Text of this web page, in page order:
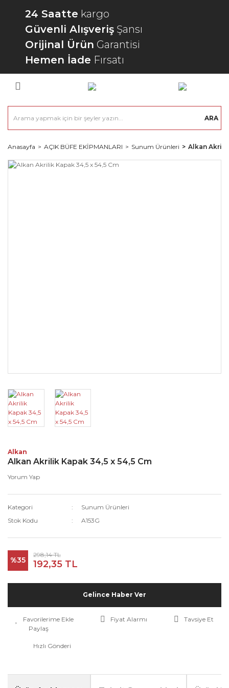
24 Saatte kargo
Güvenli Alışveriş Şansı
Orijinal Ürün Garantisi
Hemen İade Fırsatı
ARA
Anasayfa AÇIK BÜFE EKİPMANLARI Sunum Ürünleri Alkan Akrilik
Alkan
Alkan Akrilik Kapak 34,5 x 54,5 Cm
Yorum Yap
Kategori
Sunum Ürünleri
Stok Kodu
A153G
%35
298,14 TL
192,35 TL
Gelince Haber Ver
Fiyat Alarmı
Tavsiye Et
Paylaş
Hızlı Gönderi